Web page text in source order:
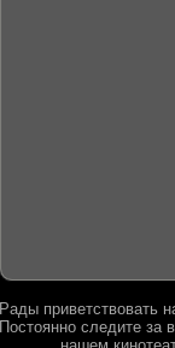
Рады приветствовать
Постоянно следите за